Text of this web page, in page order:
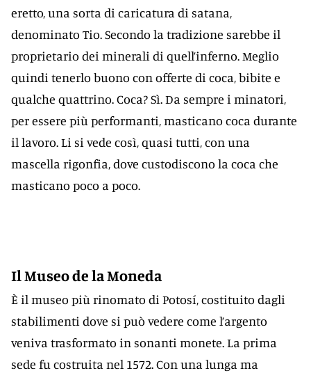
eretto, una sorta di caricatura di satana,
denominato Tio. Secondo la tradizione sarebbe il
proprietario dei minerali di quell’inferno. Meglio
quindi tenerlo buono con offerte di coca, bibite e
qualche quattrino. Coca? Sì. Da sempre i minatori,
per essere più performanti, masticano coca durante
il lavoro. Li si vede così, quasi tutti, con una
mascella rigonfia, dove custodiscono la coca che
masticano poco a poco.
Il Museo de la Moneda
È il museo più rinomato di Potosí, costituito dagli
stabilimenti dove si può vedere come l’argento
veniva trasformato in sonanti monete. La prima
sede fu costruita nel 1572. Con una lunga ma